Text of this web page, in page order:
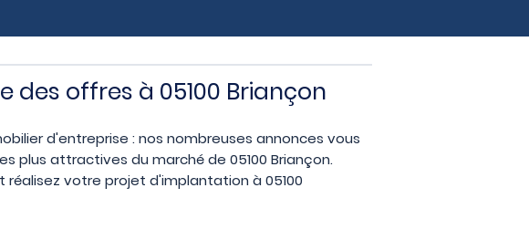
des offres à 05100 Briançon
d'entreprise : nos nombreuses annonces vous
attractives du marché de 05100 Briançon.
votre projet d'implantation à 05100